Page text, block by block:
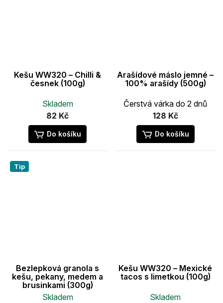
Kešu WW320 – Chilli &
česnek (100g)
Skladem
82 Kč
Do košíku
Arašídové máslo jemné –
100% arašídy (500g)
Čerstvá várka do 2 dnů
128 Kč
Do košíku
Tip
Bezlepková granola s
kešu, pekany, medem a
brusinkami (300g)
Skladem
Kešu WW320 – Mexické
tacos s limetkou (100g)
Skladem